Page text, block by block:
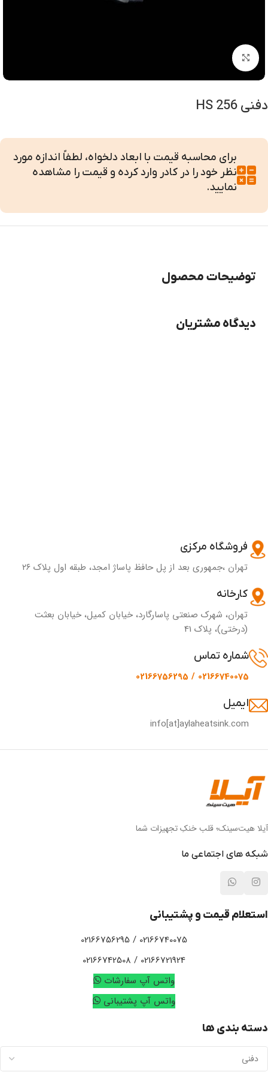
بزرگنمایی تصویر
دفنی HS 256
برای محاسبه قیمت با ابعاد دلخواه، لطفاً اندازه مورد
نظر خود را در کادر وارد کرده و قیمت را مشاهده
نمایید.
توضیحات محصول
دیدگاه مشتریان
فروشگاه مرکزی
تهران ،جمهوری بعد از پل حافظ پاساژ امجد، طبقه اول پلاک ۲۶
کارخانه
تهران، شهرک صنعتی پاسارگارد، خیابان کمیل، خیابان بعثت
(درختی)، پلاک 41
شماره تماس
02166740075 / 02166756295
ایمیل
info[at]aylaheatsink.com
آیلا هیت‌سینک؛ قلب خنکِ تجهیزات شما
شبکه های اجتماعی ما
استعلام قیمت و پشتیبانی
02166740075 / 02166756295
02166721924 / 02166742508
واتس آپ سفارشات
واتس آپ پشتیبانی
دسته بندی ها